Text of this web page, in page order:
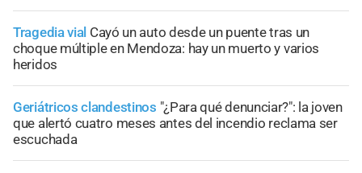
Tragedia vial Cayó un auto desde un puente tras un
choque múltiple en Mendoza: hay un muerto y varios
heridos
Geriátricos clandestinos "¿Para qué denunciar?": la joven
que alertó cuatro meses antes del incendio reclama ser
escuchada